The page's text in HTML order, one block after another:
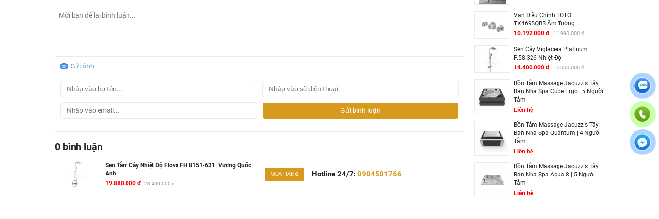
trọng tiện nghi. Bạn sẽ không còn cảm thấy khó chịu như sử dụng sen tắm bình thường – tia nước vừa thấp mà lại
không đều. Hoặc nếu bạn đang cân nhắc không biết tặng gì khi người thân bạn bè hoặc khách hàng đang phân vân
Gửi ảnh
Gửi bình luận
0 bình luận
Sen Tắm Cây Nhiệt Độ Flova FH 8151-631| Vương Quốc
Anh
19.880.000 đ
28.400.000 đ
MUA HÀNG Hotline 24/7:0904501766
Van Điều Chỉnh TOTO
TX469SQBR Âm Tường
10.192.000 đ 11.990.000 đ
Sen Cây Viglacera Platinum
P.58.326 Nhiệt Độ
14.400.000 đ 18.000.000 đ
Bồn Tắm Massage Jacuzzis Tây
Ban Nha Spa Cube Ergo | 5 Người
Tắm
Liên hệ
Bồn Tắm Massage Jacuzzis Tây
Ban Nha Spa Quantum | 4 Người
Tắm
Liên hệ
Bồn Tắm Massage Jacuzzis Tây
Ban Nha Spa Aqua 8 | 5 Người
Tắm
Liên hệ